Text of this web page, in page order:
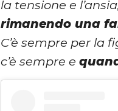
la tensione e
rimanendo una
C’è sempre per la
c’è sempre e